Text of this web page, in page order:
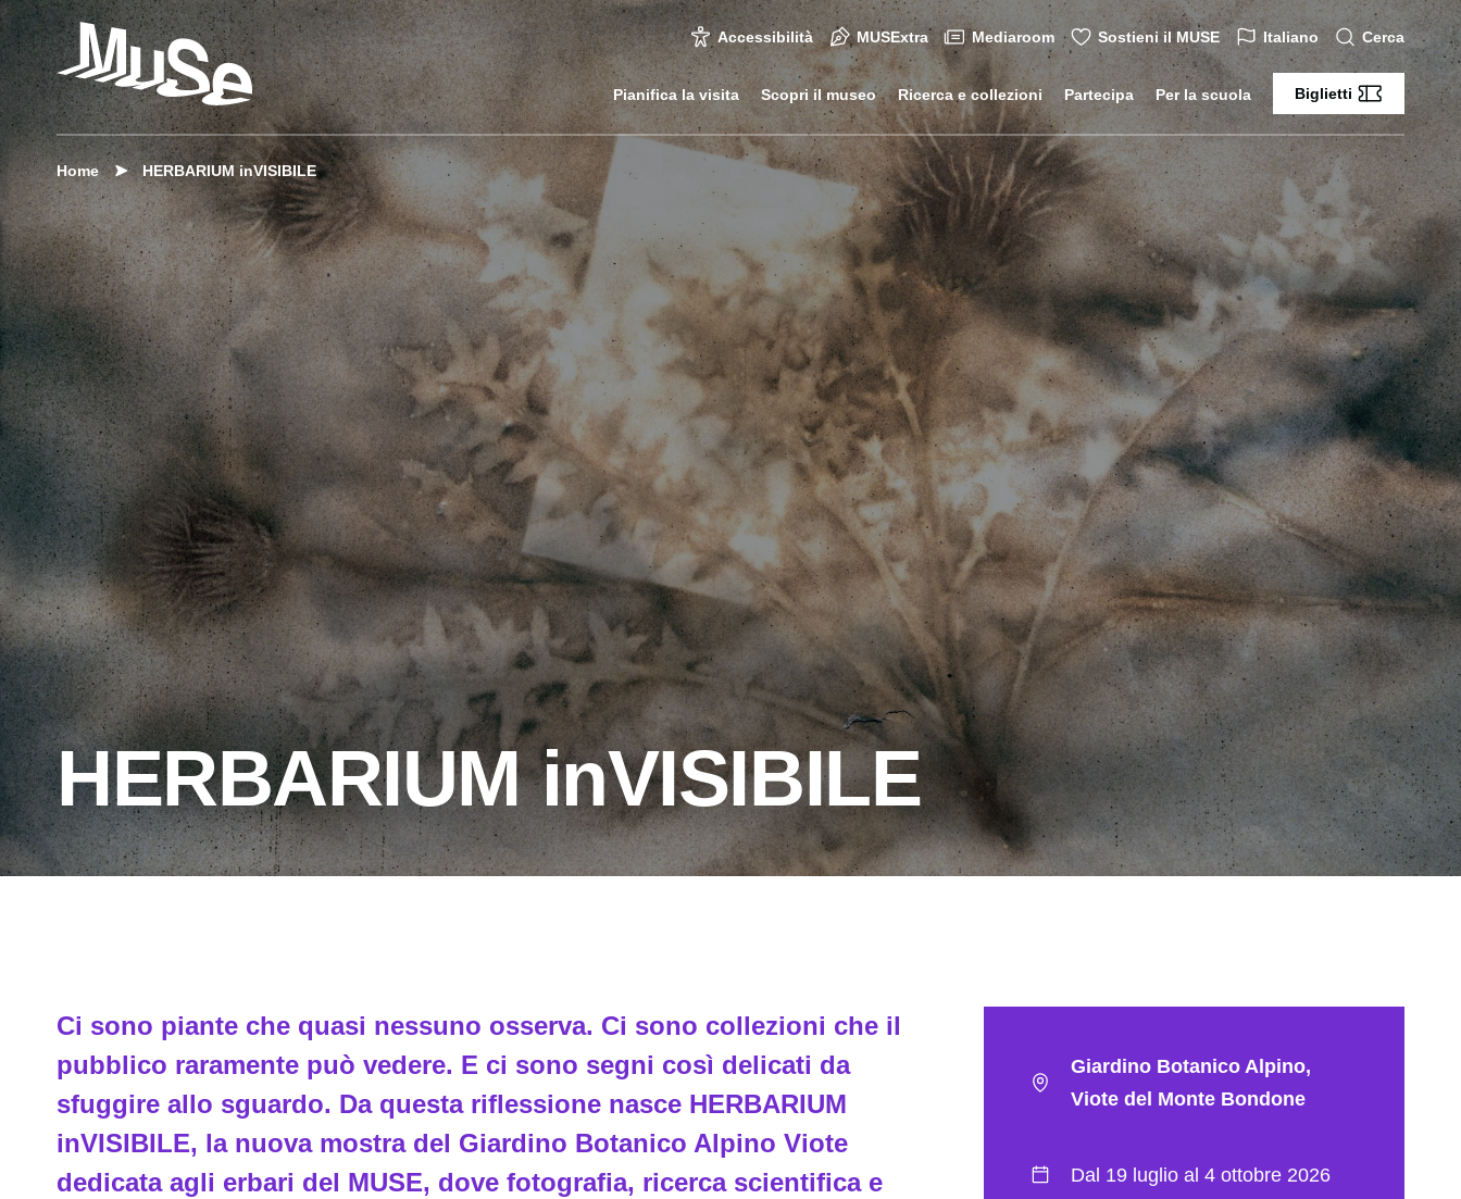
Accessibilità MUSExtra Mediaroom Sostieni il MUSE Italiano Cerca
Pianifica la visita Scopri il museo Ricerca e collezioni Partecipa Per la scuola Biglietti
Home HERBARIUM inVISIBILE
HERBARIUM inVISIBILE
Ci sono piante che quasi nessuno osserva. Ci sono collezioni che il
pubblico raramente può vedere. E ci sono segni così delicati da
sfuggire allo sguardo. Da questa riflessione nasce HERBARIUM
inVISIBILE, la nuova mostra del Giardino Botanico Alpino Viote
dedicata agli erbari del MUSE, dove fotografia, ricerca scientifica e
Giardino Botanico Alpino,
Viote del Monte Bondone
Dal 19 luglio al 4 ottobre 2026